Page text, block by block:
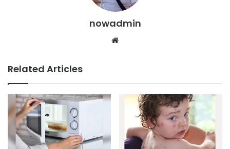
nowadmin
Website
Related Articles